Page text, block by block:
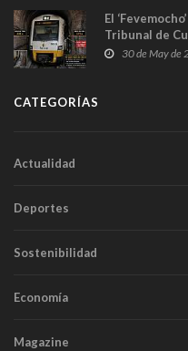
El
Tribunal de
sobrecoste de
30 de May de
CATEGORÍAS
Actualidad
Deportes
Sostenibilidad
Economía
Magazine